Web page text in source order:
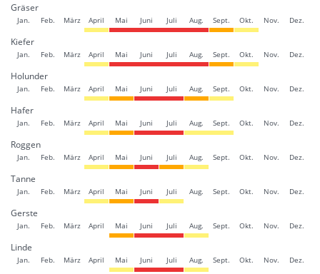
Gräser
Jan. Feb. März April Mai Juni Juli Aug. Sept. Okt. Nov. Dez.
Kiefer
Jan. Feb. März April Mai Juni Juli Aug. Sept. Okt. Nov. Dez.
Holunder
Jan. Feb. März April Mai Juni Juli Aug. Sept. Okt. Nov. Dez.
Hafer
Jan. Feb. März April Mai Juni Juli Aug. Sept. Okt. Nov. Dez.
Roggen
Jan. Feb. März April Mai Juni Juli Aug. Sept. Okt. Nov. Dez.
Tanne
Jan. Feb. März April Mai Juni Juli Aug. Sept. Okt. Nov. Dez.
Gerste
Jan. Feb. März April Mai Juni Juli Aug. Sept. Okt. Nov. Dez.
Linde
Jan. Feb. März April Mai Juni Juli Aug. Sept. Okt. Nov. Dez.